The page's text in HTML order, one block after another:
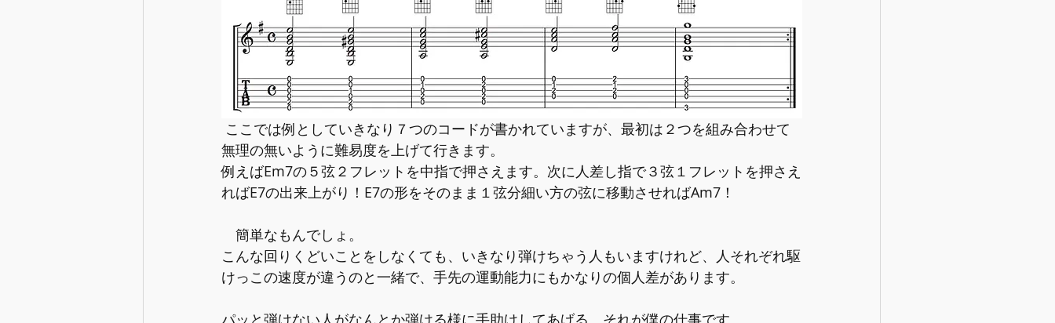
無理の無いように難易度を上げて行きます。
例えばEm7の５弦２フレットを中指で押さえます。次に人差し指で３弦１フレットを押さえ
ればE7の出来上がり！E7の形をそのまま１弦分細い方の弦に移動させればAm7！
簡単なもんでしょ。
こんな回りくどいことをしなくても、いきなり弾けちゃう人もいますけれど、人それぞれ駆
けっこの速度が違うのと一緒で、手先の運動能力にもかなりの個人差があります。